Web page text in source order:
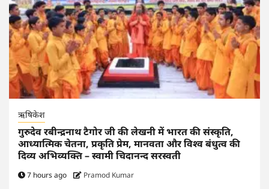
ऋषिकेश
गुरुदेव रबीन्द्रनाथ टैगोर जी की लेखनी में भारत की संस्कृति,
आध्यात्मिक चेतना, प्रकृति प्रेम, मानवता और विश्व बंधुत्व की
दिव्य अभिव्यक्ति – स्वामी चिदानन्द सरस्वती
7 hours ago Pramod Kumar